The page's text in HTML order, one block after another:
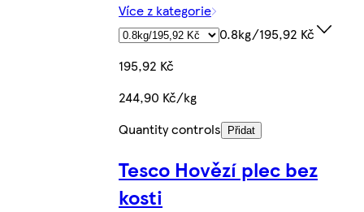
Více z kategorie
0.8kg/195,92 Kč
195,92 Kč
244,90 Kč/kg
Quantity controls
Přidat
Tesco Hovězí plec bez
kosti